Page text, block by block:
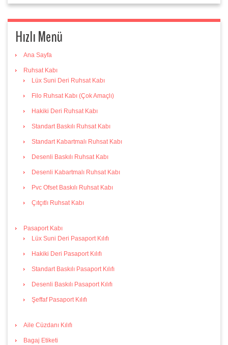
Hızlı Menü
Ana Sayfa
Ruhsat Kabı
Lüx Suni Deri Ruhsat Kabı
Filo Ruhsat Kabı (Çok Amaçlı)
Hakiki Deri Ruhsat Kabı
Standart Baskılı Ruhsat Kabı
Standart Kabartmalı Ruhsat Kabı
Desenli Baskılı Ruhsat Kabı
Desenli Kabartmalı Ruhsat Kabı
Pvc Ofset Baskılı Ruhsat Kabı
Çıtçıtlı Ruhsat Kabı
Pasaport Kabı
Lüx Suni Deri Pasaport Kılıfı
Hakiki Deri Pasaport Kılıfı
Standart Baskılı Pasaport Kılıfı
Desenli Baskılı Pasaport Kılıfı
Şeffaf Pasaport Kılıfı
Aile Cüzdanı Kılıfı
Bagaj Etiketi